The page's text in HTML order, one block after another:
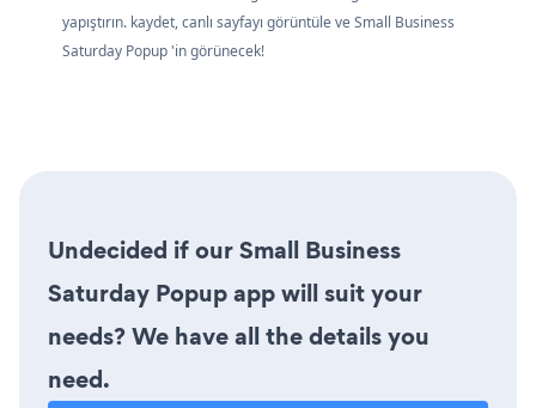
yapıştırın. kaydet, canlı sayfayı görüntüle ve Small Business
Saturday Popup 'in görünecek!
Undecided if our Small Business
Saturday Popup app will suit your
needs? We have all the details you
need.